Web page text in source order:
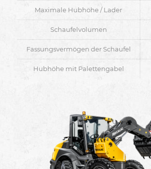
Maximale Hubhöhe / Lader
Schaufelvolumen
Fassungsvermögen der Schaufel
Hubhöhe mit Palettengabel